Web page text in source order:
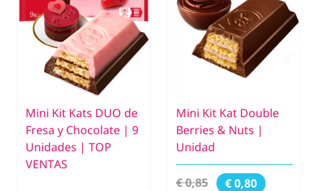
Mini Kit Kats DUO de
Fresa y Chocolate | 9
Unidades | TOP
VENTAS
Mini Kit Kat Double
Berries & Nuts |
Unidad
€ 0,85 € 0,80